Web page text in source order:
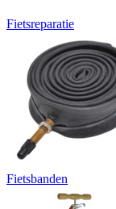
Fietsreparatie
Fietsbanden